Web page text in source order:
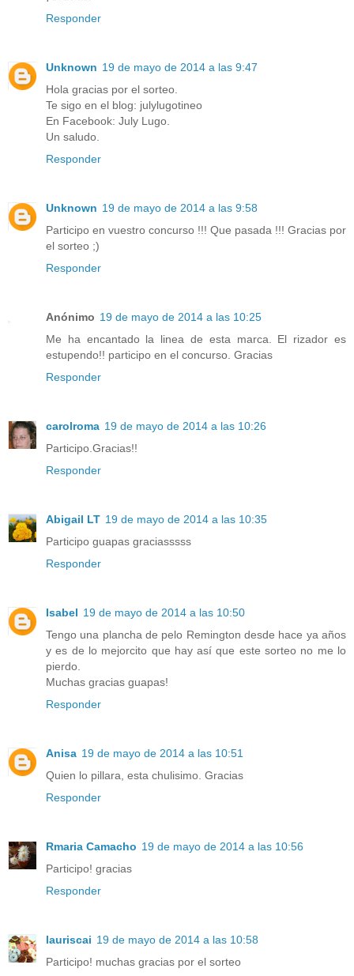
Responder
Unknown 19 de mayo de 2014 a las 9:47
Hola gracias por el sorteo.
Te sigo en el blog: julylugotineo
En Facebook: July Lugo.
Un saludo.
Responder
Unknown 19 de mayo de 2014 a las 9:58
Participo en vuestro concurso !!! Que pasada !!! Gracias por
el sorteo ;)
Responder
Anónimo 19 de mayo de 2014 a las 10:25
Me ha encantado la linea de esta marca. El rizador es
estupendo!! participo en el concurso. Gracias
Responder
carolroma 19 de mayo de 2014 a las 10:26
Participo.Gracias!!
Responder
Abigail LT 19 de mayo de 2014 a las 10:35
Participo guapas graciasssss
Responder
Isabel 19 de mayo de 2014 a las 10:50
Tengo una plancha de pelo Remington desde hace ya años
y es de lo mejorcito que hay así que este sorteo no me lo
pierdo.
Muchas gracias guapas!
Responder
Anisa 19 de mayo de 2014 a las 10:51
Quien lo pillara, esta chulisimo. Gracias
Responder
Rmaria Camacho 19 de mayo de 2014 a las 10:56
Participo! gracias
Responder
lauriscai 19 de mayo de 2014 a las 10:58
Participo! muchas gracias por el sorteo